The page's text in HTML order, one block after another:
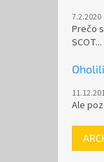
7.2.2020
Prečo
SCOT...
Ale